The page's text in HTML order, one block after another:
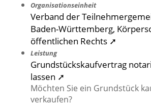
Organisationseinheit
Verband der
Baden-Württemberg,
öffentlichen Rechts ➚
Leistung
Grundstückskaufvertrag
lassen ➚
Möchten Sie ein Grundstück
verkaufen?